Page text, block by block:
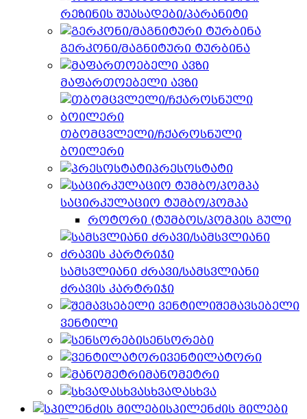
რეზინის შუასადები/პარანიტი
გერკონი/მაგნიტური ტურბინა
მაფართოებელი ავზი
თბომცვლელი/ჩქაროსნული
ბოილერი
პრესოსტატი
საცირკულაციო ტუმბო/პომპა
როტორი (ტუმბოს/პომპის გული
სამსვლიანი ძრავი/სამსვლიანი
ძრავის კარტრიჯი
შემავსებელი
ვენტილი
სენსორები
ვენტილატორი
მანომეტრი
სხვადასხვა
სპილენძის მილები